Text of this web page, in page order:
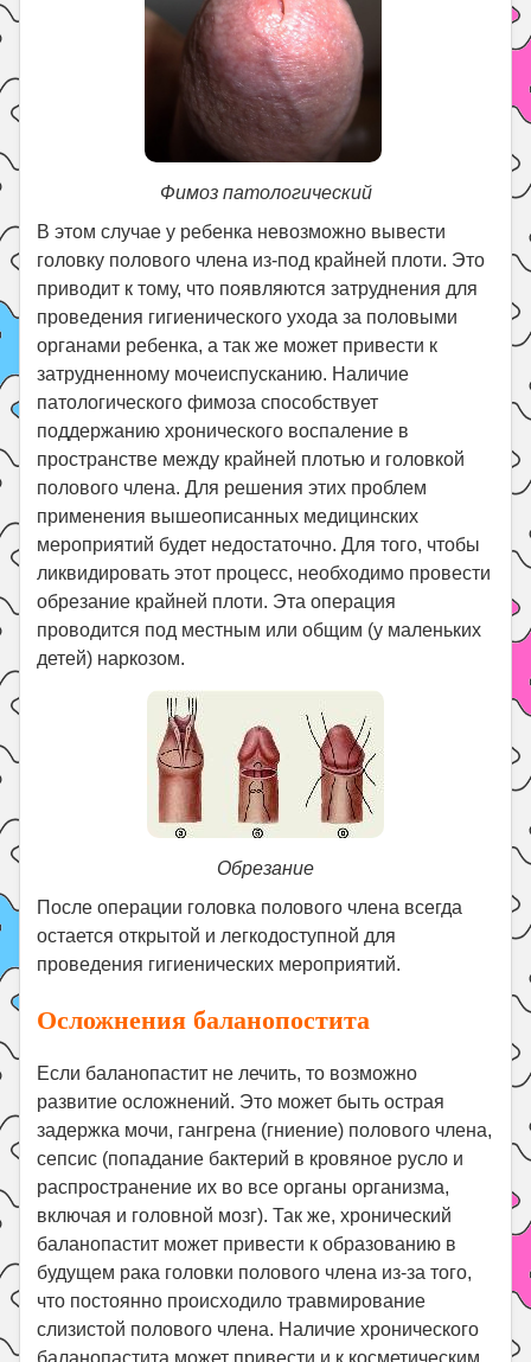
Фимоз патологический
В этом случае у ребенка невозможно вывести
головку полового члена из-под крайней плоти. Это
приводит к тому, что появляются затруднения для
проведения гигиенического ухода за половыми
органами ребенка, а так же может привести к
затрудненному мочеиспусканию. Наличие
патологического фимоза способствует
поддержанию хронического воспаление в
пространстве между крайней плотью и головкой
полового члена. Для решения этих проблем
применения вышеописанных медицинских
мероприятий будет недостаточно. Для того, чтобы
ликвидировать этот процесс, необходимо провести
обрезание крайней плоти. Эта операция
проводится под местным или общим (у маленьких
детей) наркозом.
Обрезание
После операции головка полового члена всегда
остается открытой и легкодоступной для
проведения гигиенических мероприятий.
Осложнения баланопостита
Если баланопастит не лечить, то возможно
развитие осложнений. Это может быть острая
задержка мочи, гангрена (гниение) полового члена,
сепсис (попадание бактерий в кровяное русло и
распространение их во все органы организма,
включая и головной мозг). Так же, хронический
баланопастит может привести к образованию в
будущем рака головки полового члена из-за того,
что постоянно происходило травмирование
слизистой полового члена. Наличие хронического
баланопастита может привести и к косметическим